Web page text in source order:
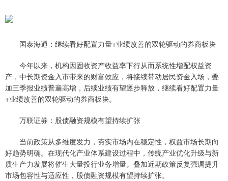
国泰海通：继续看好配置力量+业绩改善的双轮驱动的券商板块
今年以来，机构因固收资产收益率下行从而系统性增配权益资
产，中长期资金入市带来的财富效应，将接续带动居民资金入场，叠
加三季报业绩普遍高增，后续业绩有望逐步释放，继续看好配置力量
+业绩改善的双轮驱动的券商板块。
万联证券：股债融资规模有望持续扩张
当前政策从多维度发力，夯实市场内在稳定性，权益市场长期向
好趋势明确。在现代化产业体系建设过程中，传统产业优化升级与新
质生产力发展将催生大量投行业务增量。叠加近期政策反复强调提升
市场包容性与适应性，股债融资规模有望持续扩张。